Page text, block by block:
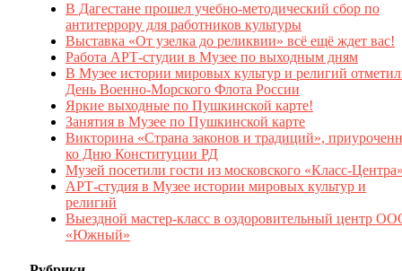
В Дагестане прошел учебно-методический сбор по
антитеррору для работников культуры
Выставка «От узелка до реликвии» всё ещё ждет вас!
Работа АРТ-студии в Музее по выходным дням
В Музее истории мировых культур и религий
День Военно-Морского Флота России
Яркие выходные по Пушкинской карте!
Занятия в Музее по Пушкинской карте
Викторина «Страна законов и традиций»,
ко Дню Конституции РД
Музей посетили гости из московского «Класс-
АРТ-студия в Музее истории мировых культур и
религий
Выездной мастер-класс в оздоровительный центр
«Южный»